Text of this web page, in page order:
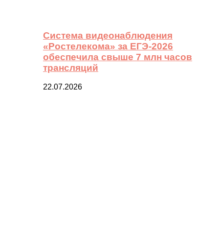
Система видеонаблюдения
«Ростелекома» за ЕГЭ-2026
обеспечила свыше 7 млн часов
трансляций
22.07.2026